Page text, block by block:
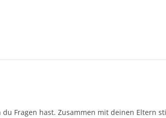
Fragen hast. Zusammen mit deinen Eltern